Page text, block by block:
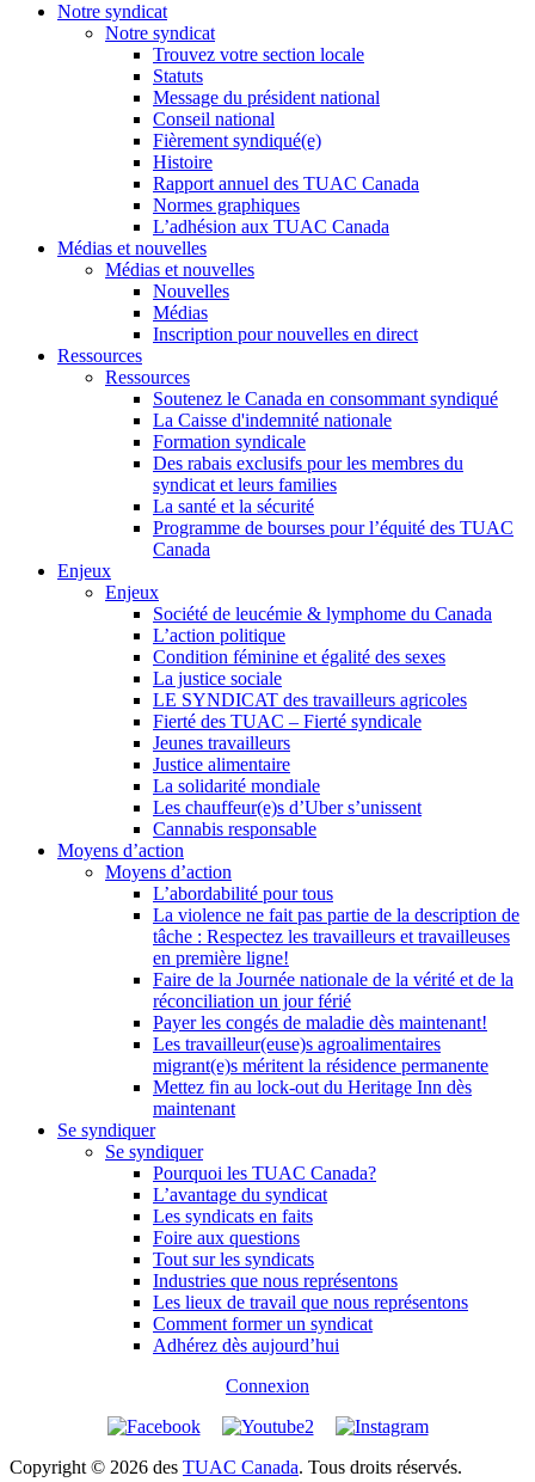
Notre syndicat
Notre syndicat
Trouvez votre section locale
Statuts
Message du président national
Conseil national
Fièrement syndiqué(e)
Histoire
Rapport annuel des TUAC Canada
Normes graphiques
L’adhésion aux TUAC Canada
Médias et nouvelles
Médias et nouvelles
Nouvelles
Médias
Inscription pour nouvelles en direct
Ressources
Ressources
Soutenez le Canada en consommant syndiqué
La Caisse d'indemnité nationale
Formation syndicale
Des rabais exclusifs pour les membres du
syndicat et leurs families
La santé et la sécurité
Programme de bourses pour l’équité des TUAC
Canada
Enjeux
Enjeux
Société de leucémie & lymphome du Canada
L’action politique
Condition féminine et égalité des sexes
La justice sociale
LE SYNDICAT des travailleurs agricoles
Fierté des TUAC – Fierté syndicale
Jeunes travailleurs
Justice alimentaire
La solidarité mondiale
Les chauffeur(e)s d’Uber s’unissent
Cannabis responsable
Moyens d’action
Moyens d’action
L’abordabilité pour tous
La violence ne fait pas partie de la description de
tâche : Respectez les travailleurs et travailleuses
en première ligne!
Faire de la Journée nationale de la vérité et de la
réconciliation un jour férié
Payer les congés de maladie dès maintenant!
Les travailleur(euse)s agroalimentaires
migrant(e)s méritent la résidence permanente
Mettez fin au lock-out du Heritage Inn dès
maintenant
Se syndiquer
Se syndiquer
Pourquoi les TUAC Canada?
L’avantage du syndicat
Les syndicats en faits
Foire aux questions
Tout sur les syndicats
Industries que nous représentons
Les lieux de travail que nous représentons
Comment former un syndicat
Adhérez dès aujourd’hui
Connexion
Copyright © 2026 des TUAC Canada. Tous droits réservés.